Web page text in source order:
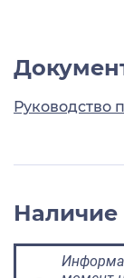
Руководство